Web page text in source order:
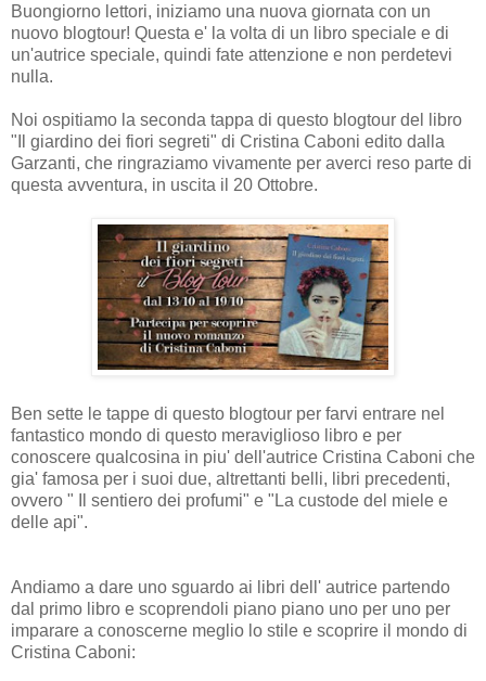
Buongiorno lettori, iniziamo una nuova giornata con un
nuovo blogtour! Questa e' la volta di un libro speciale e di
un'autrice speciale, quindi fate attenzione e non perdetevi
nulla.
Noi ospitiamo la seconda tappa di questo blogtour del libro
"Il giardino dei fiori segreti" di Cristina Caboni edito dalla
Garzanti, che ringraziamo vivamente per averci reso parte di
questa avventura, in uscita il 20 Ottobre.
Ben sette le tappe di questo blogtour per farvi entrare nel
fantastico mondo di questo meraviglioso libro e per
conoscere qualcosina in piu' dell'autrice Cristina Caboni che
gia' famosa per i suoi due, altrettanti belli, libri precedenti,
ovvero " Il sentiero dei profumi" e "La custode del miele e
delle api".
Andiamo a dare uno sguardo ai libri dell' autrice partendo
dal primo libro e scoprendoli piano piano uno per uno per
imparare a conoscerne meglio lo stile e scoprire il mondo di
Cristina Caboni: